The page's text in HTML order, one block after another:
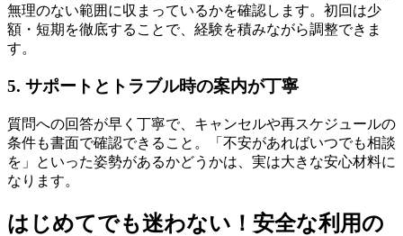
無理のない範囲に収まっているかを確認します。初回は少
額・短期を徹底することで、経験を積みながら調整できま
す。
5. サポートとトラブル時の案内が丁寧
質問への回答が早く丁寧で、キャンセルや再スケジュールの
条件も書面で確認できること。「不安があればいつでも相談
を」といった姿勢があるかどうかは、実は大きな安心材料に
なります。
はじめてでも迷わない！安全な利用の